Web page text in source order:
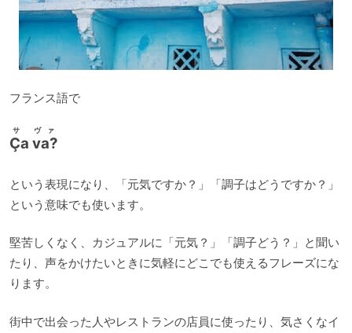
フランス語で
Ça va?
サ ヴァ
という表現になり、「元気ですか？」「調子はどうですか？」
という意味でも使います。
堅苦しくなく、カジュアルに「元気？」「調子どう？」と聞い
たり、声をかけたいときに気軽にどこでも使えるフレーズにな
ります。
街中で出会った人やレストランの店員に使ったり、気さくなイ